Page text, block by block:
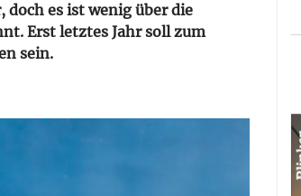
doch es ist wenig über die
Erst letztes Jahr soll zum
sein.